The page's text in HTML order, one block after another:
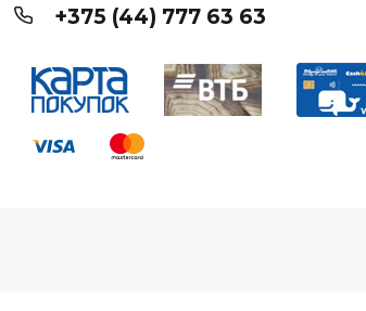
+375 (44) 777 63 63